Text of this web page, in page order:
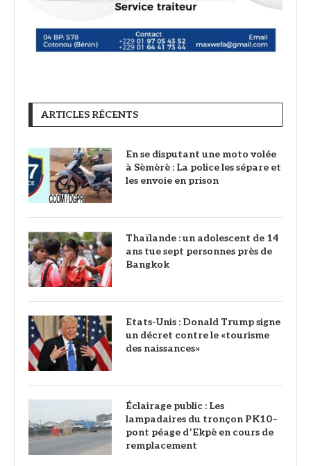
ARTICLES RÉCENTS
En se disputant une moto volée
à Sèmèrè : La police les sépare et
les envoie en prison
Thaïlande : un adolescent de 14
ans tue sept personnes près de
Bangkok
Etats-Unis : Donald Trump signe
un décret contre le «tourisme
des naissances»
‎Éclairage public : Les
lampadaires du tronçon PK10–
pont péage d’Ekpè en cours de
remplacement